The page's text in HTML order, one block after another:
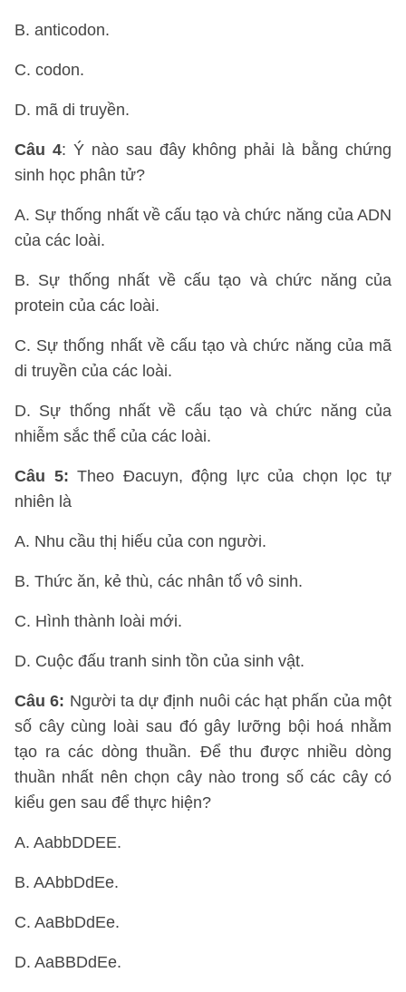
B. anticodon.
C. codon.
D. mã di truyền.
Câu 4: Ý nào sau đây không phải là bằng chứng
sinh học phân tử?
A. Sự thống nhất về cấu tạo và chức năng của ADN
của các loài.
B. Sự thống nhất về cấu tạo và chức năng của
protein của các loài.
C. Sự thống nhất về cấu tạo và chức năng của mã
di truyền của các loài.
D. Sự thống nhất về cấu tạo và chức năng của
nhiễm sắc thể của các loài.
Câu 5: Theo Đacuyn, động lực của chọn lọc tự
nhiên là
A. Nhu cầu thị hiếu của con người.
B. Thức ăn, kẻ thù, các nhân tố vô sinh.
C. Hình thành loài mới.
D. Cuộc đấu tranh sinh tồn của sinh vật.
Câu 6: Người ta dự định nuôi các hạt phấn của một
số cây cùng loài sau đó gây lưỡng bội hoá nhằm
tạo ra các dòng thuần. Để thu được nhiều dòng
thuần nhất nên chọn cây nào trong số các cây có
kiểu gen sau để thực hiện?
A. AabbDDEE.
B. AAbbDdEe.
C. AaBbDdEe.
D. AaBBDdEe.